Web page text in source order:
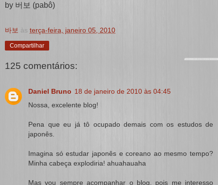
by 버보 (pabô)
바보 às terça-feira, janeiro 05, 2010
Compartilhar
125 comentários:
Daniel Bruno 18 de janeiro de 2010 às 04:45
Nossa, excelente blog!
Pena que eu já tô ocupado demais com os estudos de
japonês.
Imagina só estudar japonês e coreano ao mesmo tempo?
Minha cabeça explodiria! ahuahauaha
Mas vou sempre acompanhar o blog, pois me interesso